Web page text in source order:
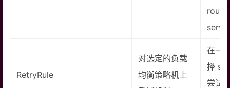
RetryRule
对选定的负载
均衡策略机上
在一
择
尝试